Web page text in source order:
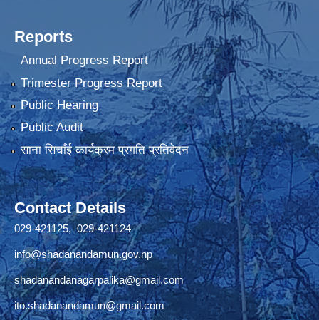
Reports
Annual Progress Report
Trimester Progress Report
Public Hearing
Public Audit
साना सिचाँई कार्यक्रम प्रगति प्रतिवेदन
Contact Details
029-421125, 029-421124
info@shadanandamun.gov.np
shadanandanagarpalika@gmail.com
ito.shadanandamun@gmail.com